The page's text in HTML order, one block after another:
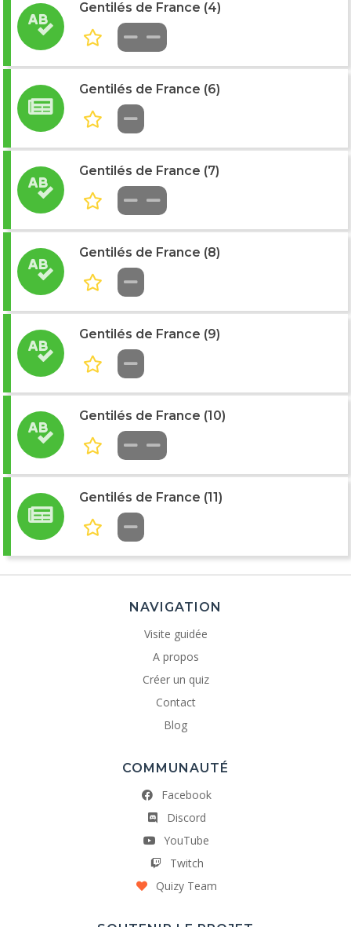
Gentilés de France (4)
Gentilés de France (6)
Gentilés de France (7)
Gentilés de France (8)
Gentilés de France (9)
Gentilés de France (10)
Gentilés de France (11)
NAVIGATION
Visite guidée
A propos
Créer un quiz
Contact
Blog
COMMUNAUTÉ
Facebook
Discord
YouTube
Twitch
Quizy Team